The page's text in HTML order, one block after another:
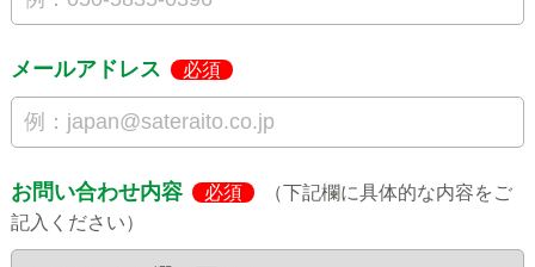
メールアドレス 必須
お問い合わせ内容 必須
（下記欄に具体的な内容をご
記入ください）